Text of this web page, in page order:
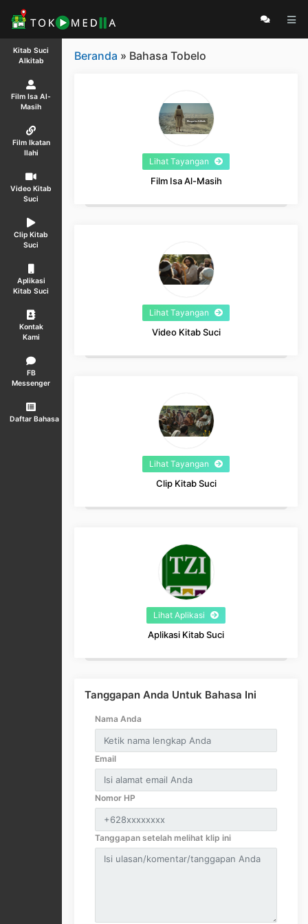
Kitab Suci
Alkitab
Film Isa Al-
Masih
Film Ikatan
Ilahi
Video Kitab
Suci
Clip Kitab
Suci
Aplikasi
Kitab Suci
Kontak
Kami
FB
Messenger
Daftar Bahasa
Beranda » Bahasa Tobelo
Lihat Tayangan
Film Isa Al-Masih
Lihat Tayangan
Video Kitab Suci
Lihat Tayangan
Clip Kitab Suci
Lihat Aplikasi
Aplikasi Kitab Suci
Tanggapan Anda Untuk Bahasa Ini
Nama Anda
Email
Nomor HP
Tanggapan setelah melihat klip ini